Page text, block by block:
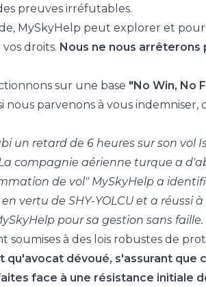
preuves irréfutables.
MySkyHelp peut explorer et
droits. Nous ne nous arrêterons
sur une base "No Win, No
nous parvenons à vous indemniser,
un retard de 6 heures sur son vol
compagnie aérienne turque a
de vol" MySkyHelp a
vertu de SHY-YOLCU et a réussi
pour sa gestion sans faille.
soumises à des lois robustes de
qu'avocat dévoué, s'assurant que
face à une résistance initiale